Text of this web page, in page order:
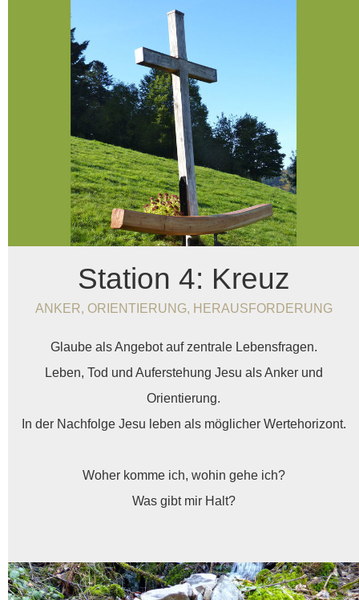
Station 4: Kreuz
ANKER, ORIENTIERUNG, HERAUSFORDERUNG
Glaube als Angebot auf zentrale Lebensfragen.
Leben, Tod und Auferstehung Jesu als Anker und
Orientierung.
In der Nachfolge Jesu leben als möglicher Wertehorizont.
Woher komme ich, wohin gehe ich?
Was gibt mir Halt?